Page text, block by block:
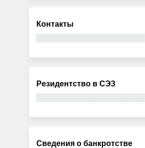
Контакты
Резидентство в СЭЗ
Сведения о банкротстве